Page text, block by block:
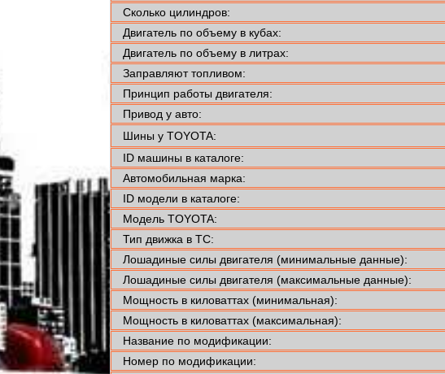
Сколько цилиндров:
Двигатель по объему в кубах:
Двигатель по объему в литрах:
Заправляют топливом:
Принцип работы двигателя:
Привод у авто:
Шины у TOYOTA:
ID машины в каталоге:
Автомобильная марка:
ID модели в каталоге:
Модель TOYOTA:
Тип движка в ТС:
Лошадиные силы двигателя (минимальные данные):
Лошадиные силы двигателя (максимальные данные):
Мощность в киловаттах (минимальная):
Мощность в киловаттах (максимальная):
Название по модификации:
Номер по модификации: